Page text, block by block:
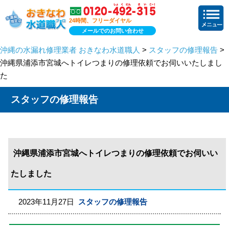
24時間、フリーダイヤル
メールでのお問い合わせ
沖縄の水漏れ修理業者 おきなわ水道職人 > スタッフの修理報告 >
沖縄県浦添市宮城へトイレつまりの修理依頼でお伺いいたしまし
た
スタッフの修理報告
沖縄県浦添市宮城へトイレつまりの修理依頼でお伺いい
たしました
2023年11月27日 スタッフの修理報告